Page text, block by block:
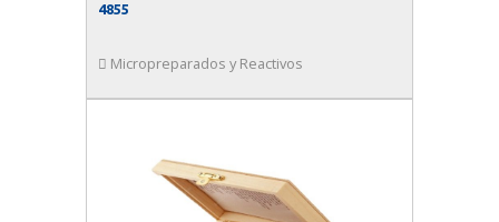
4855
Micropreparados y Reactivos